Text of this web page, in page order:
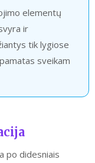
elementų
ir
tik lygiose
sveikam
po didesniais